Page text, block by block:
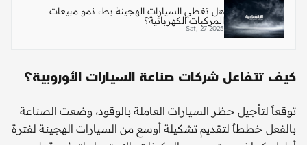
هل تغطي السيارات الهجينة بطء نمو مبيعات
المركبات الكهربائية؟
Sat, 27 2025
كيف تتفاعل شركات صناعة السيارات الأوروبية؟
توقعاً لتأجيل حظر السيارات العاملة بالوقود، وضعت الصناعة
بالفعل خططاً لتقديم تشكيلة أوسع من السيارات الهجينة لفترة